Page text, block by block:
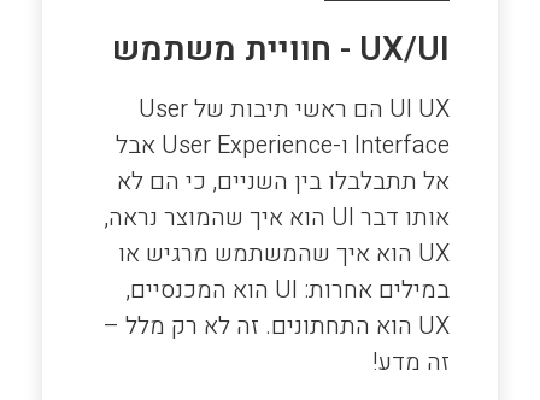
UX/UI - חוויית משתמש
UI UX הם ראשי תיבות של User
Interface ו-User Experience אבל
אל תתבלבלו בין השניים, כי הם לא
אותו דבר UI הוא איך שהמוצר נראה,
UX הוא איך שהמשתמש מרגיש או
במילים אחרות: UI הוא המכנסיים,
UX הוא התחתונים. זה לא רק מלל –
זה מדע!